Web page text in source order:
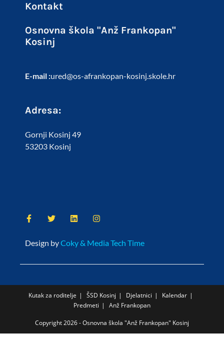
Kontakt
Osnovna škola "Anž Frankopan"
Kosinj
E-mail :ured@os-afrankopan-kosinj.skole.hr
Adresa:
Gornji Kosinj 49
53203 Kosinj
Design byCoky & Media Tech Time
Kutak za roditelje ŠSD Kosinj Djelatnici
Kalendar
Predmeti
Anž Frankopan
Copyright 2026 - Osnovna škola "Anž Frankopan" Kosinj